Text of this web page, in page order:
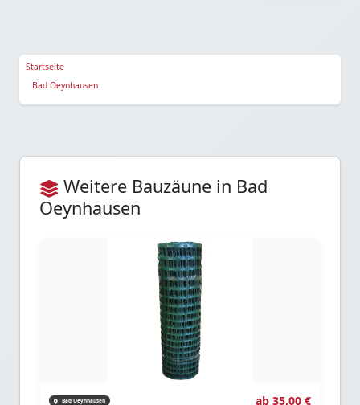
Startseite
Bad Oeynhausen
Weitere Bauzäune in Bad
Oeynhausen
Bad Oeynhausen ab 35,00 €